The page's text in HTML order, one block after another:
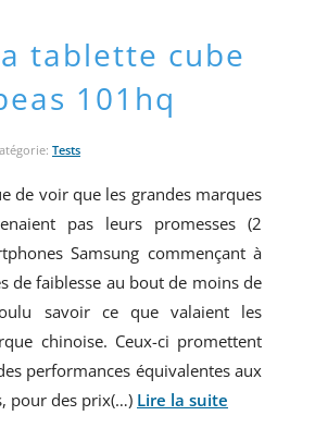
tablette cube
101hq
Tests
de voir que les grandes marques
pas leurs promesses (2
Samsung commençant à
de faiblesse au bout de moins de
savoir ce que valaient les
chinoise. Ceux-ci promettent
performances équivalentes aux
pour des prix(…) Lire la suite